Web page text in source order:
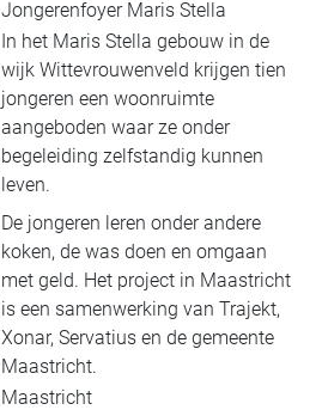
Jongerenfoyer Maris Stella
In het Maris Stella gebouw in de
wijk Wittevrouwenveld krijgen tien
jongeren een woonruimte
aangeboden waar ze onder
begeleiding zelfstandig kunnen
leven.
De jongeren leren onder andere
koken, de was doen en omgaan
met geld. Het project in Maastricht
is een samenwerking van Trajekt,
Xonar, Servatius en de gemeente
Maastricht.
Maastricht